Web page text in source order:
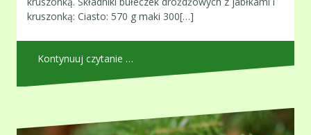
kruszonką: Ciasto: 570 g maki 300[…]
Kontynuuj czytanie …